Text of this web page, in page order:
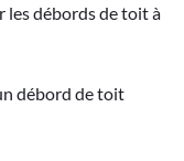
les débords de toit à
débord de toit